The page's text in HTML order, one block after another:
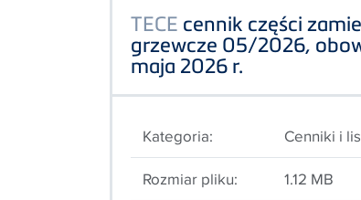
TECE cennik części
grzewcze 05/2026,
maja 2026 r.
Kategoria:
Cenniki i
Rozmiar pliku:
1.12 MB